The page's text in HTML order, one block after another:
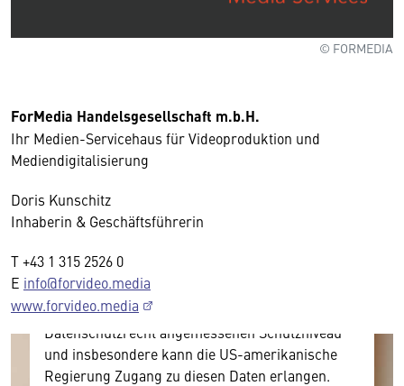
© FORMEDIA
ForMedia Handelsgesellschaft m.b.H.
Ihr Medien-Servicehaus für Videoproduktion und
Mediendigitalisierung
Doris Kunschitz
Inhaberin & Geschäftsführerin
T +43 1 315 2526 0
E info@forvideo.media
www.forvideo.media
Wir benötigen Ihre Zustimmung
Inhalt anzeigen. Dafür benötigen wir allerdings
Ihre Zustimmung, da Ihr Browser
und Nutzerverhalten mitunter mit US-
amerikanischen Anbietern austauscht.
Diese Daten unterliegen keinem dem EU-
Datenschutzrecht angemessenen Schutzniveau
und insbesondere kann die US-amerikanische
Regierung Zugang zu diesen Daten erlangen.